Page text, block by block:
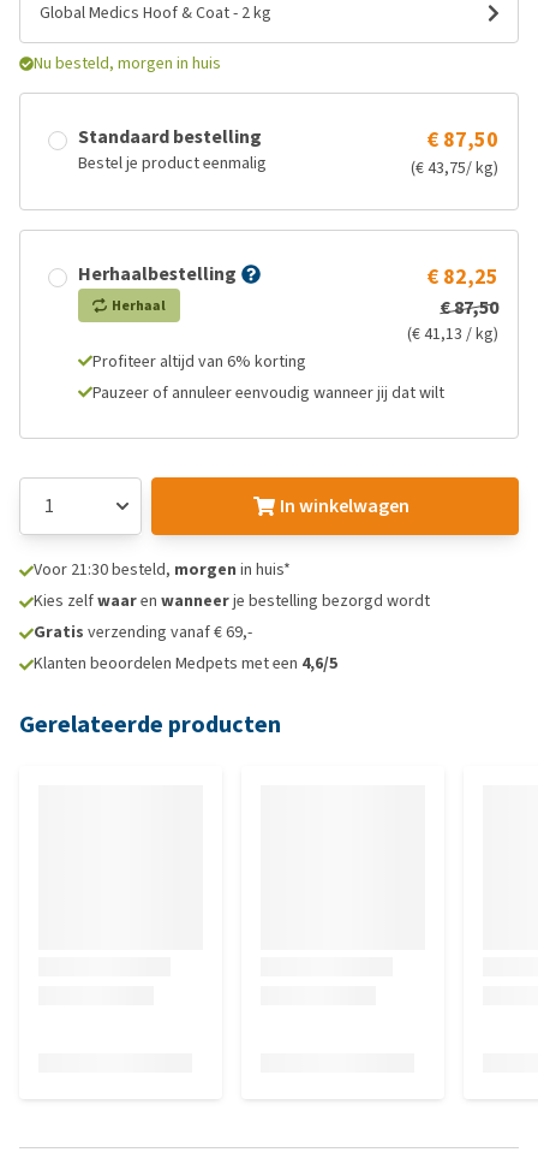
Global Medics Hoof & Coat - 2 kg
Nu besteld, morgen in huis
Standaard bestelling
Bestel je product eenmalig
€ 87,50
(€ 43,75/ kg)
Herhaalbestelling
Herhaal
€ 82,25
€ 87,50
(€ 41,13 / kg)
Profiteer altijd van 6% korting
Pauzeer of annuleer eenvoudig wanneer jij dat wilt
In winkelwagen
Voor 21:30 besteld, morgen in huis*
Kies zelfwaaren wanneerje bestelling bezorgd wordt
Gratis verzending vanaf € 69,-
Klanten beoordelen Medpets met een 4,6/5
Gerelateerde producten